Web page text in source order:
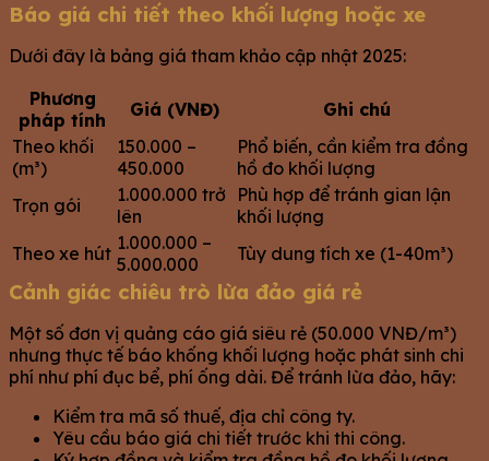
Báo giá chi tiết theo khối lượng hoặc xe
Dưới đây là bảng giá tham khảo cập nhật 2025:
Phương
pháp tính
Giá (VNĐ)
Ghi chú
Theo khối
(m³)
150.000 –
450.000
Phổ biến, cần kiểm tra đồng
hồ đo khối lượng
Trọn gói
1.000.000 trở
lên
Phù hợp để tránh gian lận
khối lượng
Theo xe hút 1.000.000 –
5.000.000
Tùy dung tích xe (1-40m³)
Cảnh giác chiêu trò lừa đảo giá rẻ
Một số đơn vị quảng cáo giá siêu rẻ (50.000 VNĐ/m³)
nhưng thực tế báo khống khối lượng hoặc phát sinh chi
phí như phí đục bể, phí ống dài. Để tránh lừa đảo, hãy:
Kiểm tra mã số thuế, địa chỉ công ty.
Yêu cầu báo giá chi tiết trước khi thi công.